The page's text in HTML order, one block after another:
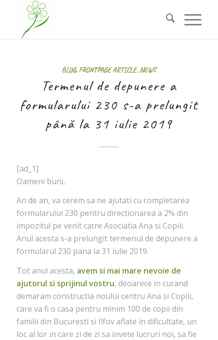
BLOG, FRONTPAGE ARTICLE, NEWS
Termenul de depunere a
formularului 230 s-a prelungit
până la 31 iulie 2019
[ad_1]
Oameni buni,
An de an, va cerem sa ne ajutati cu completarea
formularului 230 pentru directionarea a 2% din
impozitul pe venit catre Asociatia Ana si Copiii.
Anul acesta s-a prelungit termenul de depunere a
formularul 230 pana la 31 iulie 2019.
Tot anul acesta, avem si mai mare nevoie de
ajutorul si sprijinul vostru, deoarece in curand
demaram constructia noului centru Ana si Copiii,
care va fi o casa pentru minim 100 de copii din
familii din Bucuresti si Ilfov aflate in dificultate, un
loc al lor in care zi de zi sa invete lucruri noi, sa fie